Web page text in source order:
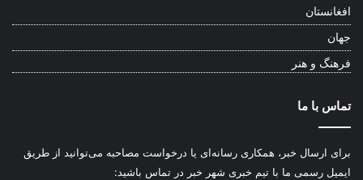
افغانستان
جهان
فرهنگ و هنر
تماس با ما
برای ارسال خبر، همکاری رسانه‌ای یا درخواست مصاحبه می‌توانید از طریق
ایمیل رسمی ما با تیم خبری شهر خبر در تماس باشید: